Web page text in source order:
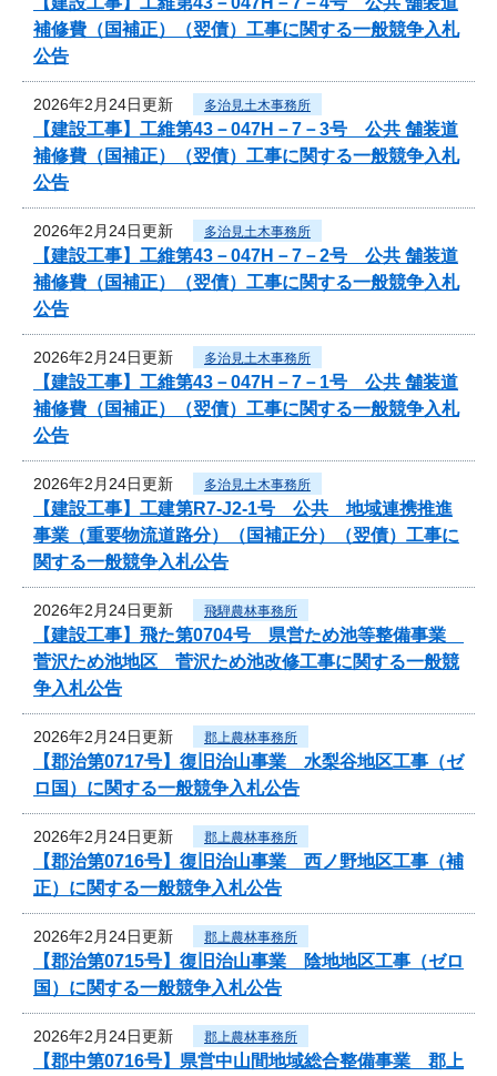
補修費（国補正）（翌債）工事に関する一般競争入札
公告
2026年2月24日更新 多治見土木事務所
【建設工事】工維第43－047H－7－3号 公共 舗装道
補修費（国補正）（翌債）工事に関する一般競争入札
公告
2026年2月24日更新 多治見土木事務所
【建設工事】工維第43－047H－7－2号 公共 舗装道
補修費（国補正）（翌債）工事に関する一般競争入札
公告
2026年2月24日更新 多治見土木事務所
【建設工事】工維第43－047H－7－1号 公共 舗装道
補修費（国補正）（翌債）工事に関する一般競争入札
公告
2026年2月24日更新 多治見土木事務所
【建設工事】工建第R7-J2-1号 公共 地域連携推進
事業（重要物流道路分）（国補正分）（翌債）工事に
関する一般競争入札公告
2026年2月24日更新 飛騨農林事務所
【建設工事】飛た第0704号 県営ため池等整備事業
菅沢ため池地区 菅沢ため池改修工事に関する一般競
争入札公告
2026年2月24日更新 郡上農林事務所
【郡治第0717号】復旧治山事業 水梨谷地区工事（ゼ
ロ国）に関する一般競争入札公告
2026年2月24日更新 郡上農林事務所
【郡治第0716号】復旧治山事業 西ノ野地区工事（補
正）に関する一般競争入札公告
2026年2月24日更新 郡上農林事務所
【郡治第0715号】復旧治山事業 陰地地区工事（ゼロ
国）に関する一般競争入札公告
2026年2月24日更新 郡上農林事務所
【郡中第0716号】県営中山間地域総合整備事業 郡上